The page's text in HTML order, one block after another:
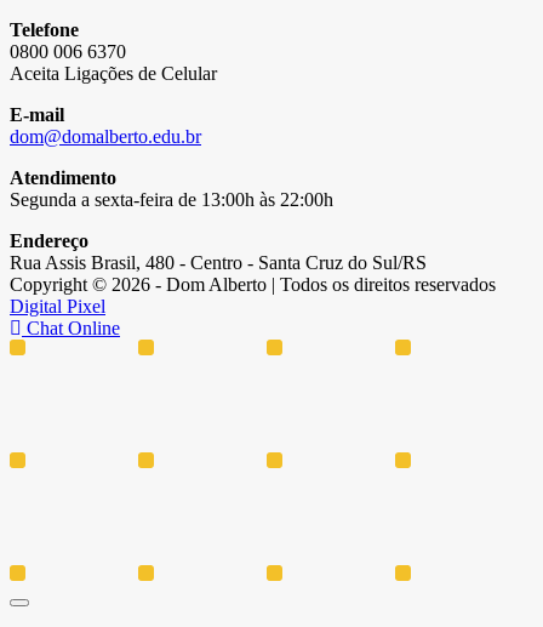
Telefone
0800 006 6370
Aceita Ligações de Celular
E-mail
dom@domalberto.edu.br
Atendimento
Segunda a sexta-feira de 13:00h às 22:00h
Endereço
Rua Assis Brasil, 480 - Centro - Santa Cruz do Sul/RS
Copyright © 2026 - Dom Alberto | Todos os direitos reservados
Digital Pixel
Chat Online